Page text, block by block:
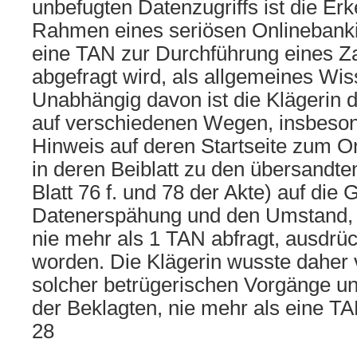
unbefugten Datenzugriffs ist die
Rahmen eines seriösen
eine TAN zur Durchführung eines
abgefragt wird, als allgemeines
Unabhängig davon ist die Klägerin
auf verschiedenen Wegen,
Hinweis auf deren Startseite zum
in deren Beiblatt zu den
Blatt 76 f. und 78 der Akte) auf die
Datenerspähung und den
nie mehr als 1 TAN abfragt,
worden. Die Klägerin wusste daher
solcher betrügerischen Vorgänge
der Beklagten, nie mehr als eine
28